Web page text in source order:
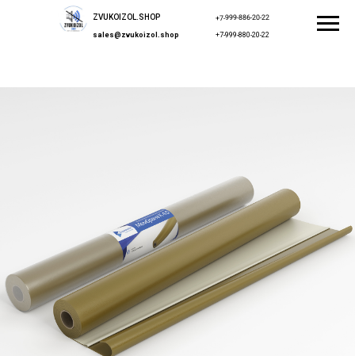
+7-999-880-20-22
+7-999-886-20-22
sales@zvukoizol.shop
ZVUKOIZOL.SHOP